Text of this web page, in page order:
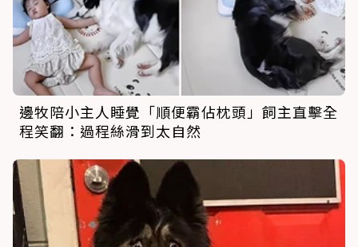
邊牧陪小主人睡覺「順便霸佔枕頭」飼主直擊全
程笑翻：過程絲滑到太自然